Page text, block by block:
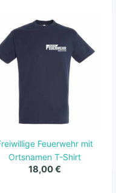
Feuerwehr mit
Ortsnamen T-Shirt
18,00€